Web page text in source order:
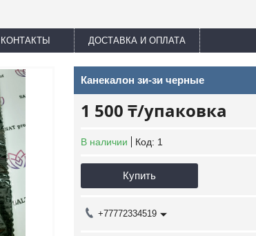
КОНТАКТЫ ДОСТАВКА И ОПЛАТА
Канекалон зи-зи черные
1 500 ₸/упаковка
В наличии Код: 1
Купить
+77772334519